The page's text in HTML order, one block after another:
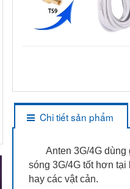
Chi tiết sản phẩm
Anten 3G/4G dùng
sóng 3G/4G tốt hơn
hay các vật cản.